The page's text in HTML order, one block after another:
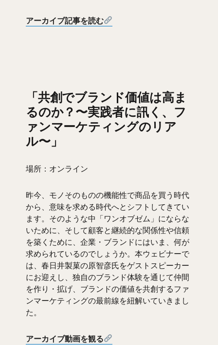
アーカイブ記事を読む
「共創でブランド価値は高ま
るのか？〜実践者に訊く、フ
ァンマーケティングのリア
ル〜」
場所：オンライン
昨今、モノそのものの機能性で商品を買う時代
から、意味を求める時代へとシフトしてきてい
ます。そのような中「ワンオブゼム」にならな
いために、そして顧客と継続的な関係性や信頼
を築くために、企業・ブランドにはいま、何が
求められているのでしょうか。本ウェビナーで
は、春日井製菓の原智彦氏をゲストスピーカー
にお迎えし、独自のブランド体験を通じて仲間
を作り・拡げ、ブランドの価値を共創するファ
ンマーケティングの最前線を紐解いていきまし
た。
アーカイブ動画を観る